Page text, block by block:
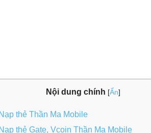
Nội dung chính [Ẩn]
Nạp thẻ Thần Ma Mobile
Nạp thẻ Gate, Vcoin Thần Ma Mobile